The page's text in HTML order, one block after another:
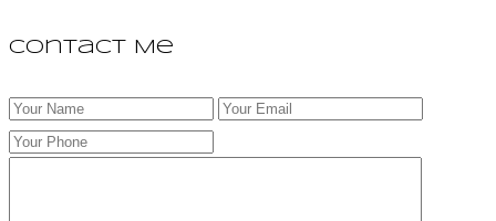
Contact Me